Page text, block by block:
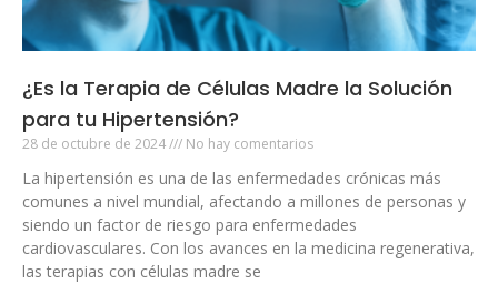
¿Es la Terapia de Células Madre la Solución
para tu Hipertensión?
28 de octubre de 2024 No hay comentarios
La hipertensión es una de las enfermedades crónicas más
comunes a nivel mundial, afectando a millones de personas y
siendo un factor de riesgo para enfermedades
cardiovasculares. Con los avances en la medicina regenerativa,
las terapias con células madre se